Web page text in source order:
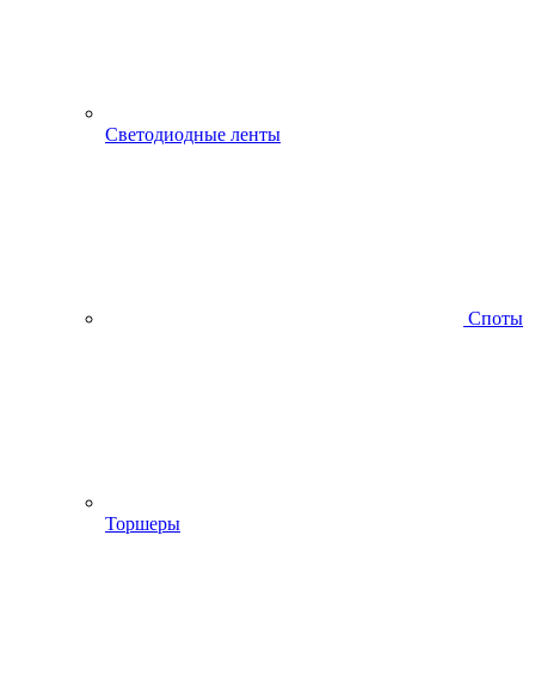
Светодиодные ленты
Споты
Торшеры